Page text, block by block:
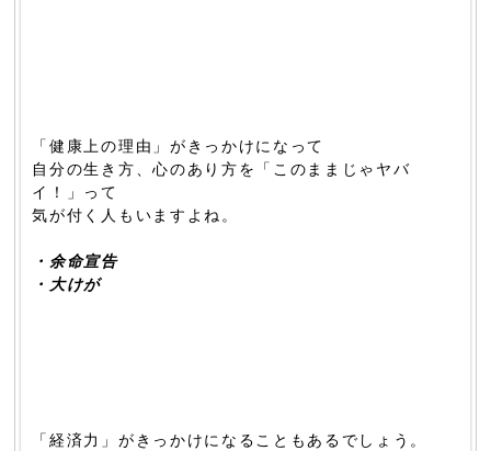
「健康上の理由」がきっかけになって
自分の生き方、心のあり方を「このままじゃヤバ
イ！」って
気が付く人もいますよね。
・余命宣告
・大けが
「経済力」がきっかけになることもあるでしょう。